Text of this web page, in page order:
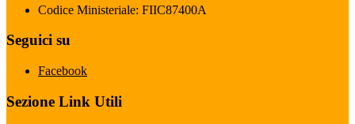
Codice Ministeriale: FIIC87400A
Seguici su
Facebook
Sezione Link Utili